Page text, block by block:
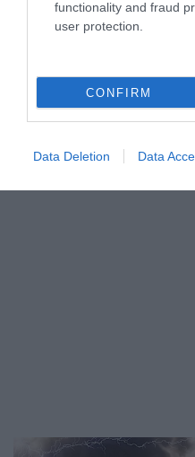
functionality and fraud
user protection.
CONFIRM
Data Deletion Data
Szolgálat vezetőitől
Két vezetője felmentésére,
vezetése.